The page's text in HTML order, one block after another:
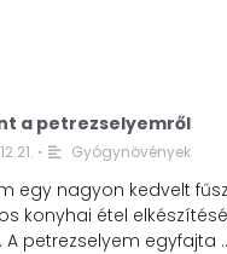
a petrezselyemről
• Gyógynövények
egy nagyon kedvelt
konyhai étel
A petrezselyem egyfajta